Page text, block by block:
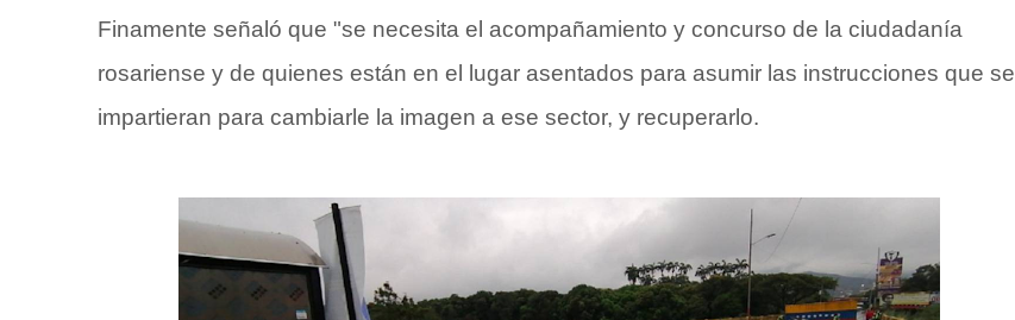
Finamente señaló que "se necesita el acompañamiento y concurso de la ciudadanía
rosariense y de quienes están en el lugar asentados para asumir las instrucciones que se
impartieran para cambiarle la imagen a ese sector, y recuperarlo.